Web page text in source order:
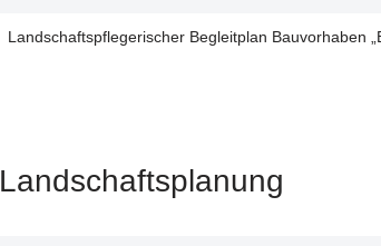
Landschaftspflegerischer Begleitplan Bauvorhaben
Landschaftsplanung